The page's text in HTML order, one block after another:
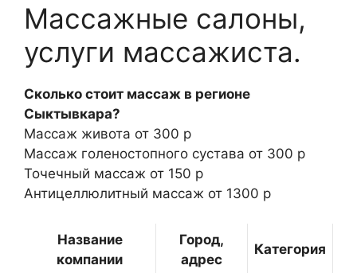
Массажные салоны,
услуги массажиста.
Сколько стоит массаж в регионе
Сыктывкара?
Массаж живота от 300 р
Массаж голеностопного сустава от 300 р
Точечный массаж от 150 р
Антицеллюлитный массаж от 1300 р
Название
компании
Город,
адрес
Категория